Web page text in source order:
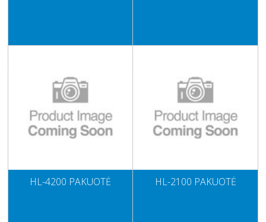
HL-4200 PAKUOTĖ HL-2100 PAKUOTĖ